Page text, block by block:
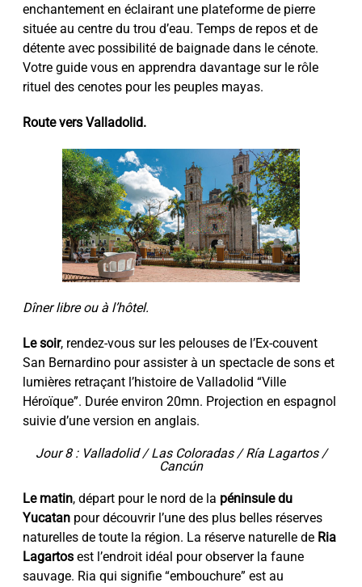
enchantement en éclairant une plateforme de pierre
située au centre du trou d’eau. Temps de repos et de
détente avec possibilité de baignade dans le cénote.
Votre guide vous en apprendra davantage sur le rôle
rituel des cenotes pour les peuples mayas.
Route vers Valladolid.
Dîner libre ou à l’hôtel.
Le soir, rendez-vous sur les pelouses de l’Ex-couvent
San Bernardino pour assister à un spectacle de sons et
lumières retraçant l’histoire de Valladolid “Ville
Héroïque”. Durée environ 20mn. Projection en espagnol
suivie d’une version en anglais.
Jour 8 : Valladolid / Las Coloradas / Ría Lagartos /
Cancún
Le matin, départ pour le nord de la péninsule du
Yucatanpour découvrir l’une des plus belles réserves
naturelles de toute la région. La réserve naturelle de Ria
Lagartosest l’endroit idéal pour observer la faune
sauvage. Ria qui signifie “embouchure” est au